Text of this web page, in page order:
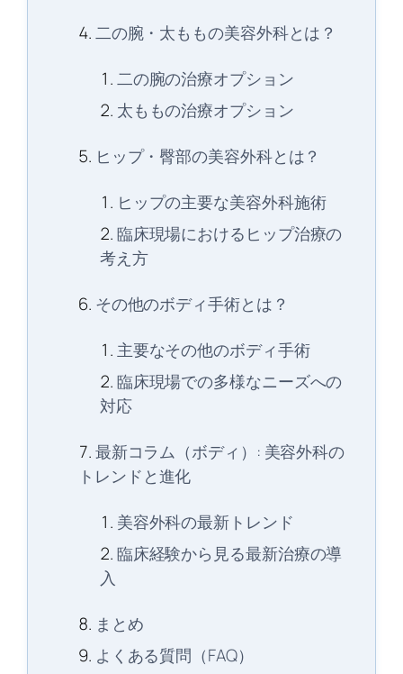
二の腕・太ももの美容外科とは？
二の腕の治療オプション
太ももの治療オプション
ヒップ・臀部の美容外科とは？
ヒップの主要な美容外科施術
臨床現場におけるヒップ治療の
考え方
その他のボディ手術とは？
主要なその他のボディ手術
臨床現場での多様なニーズへの
対応
最新コラム（ボディ）: 美容外科の
トレンドと進化
美容外科の最新トレンド
臨床経験から見る最新治療の導
入
まとめ
よくある質問（FAQ）